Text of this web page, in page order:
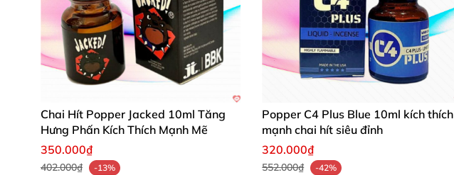
Chai Hít Popper Jacked 10ml Tăng
Hưng Phấn Kích Thích Mạnh Mẽ
350.000₫
402.000₫
-13%
Popper C4 Plus Blue 10ml kích thích
mạnh chai hít siêu đỉnh
320.000₫
552.000₫
-42%